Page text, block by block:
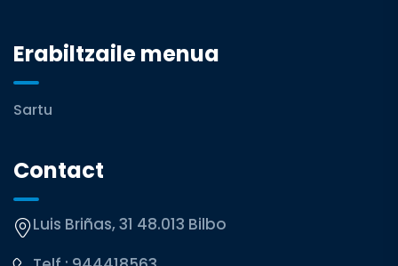
Erabiltzaile menua
Sartu
Contact
Luis Briñas, 31 48.013 Bilbo